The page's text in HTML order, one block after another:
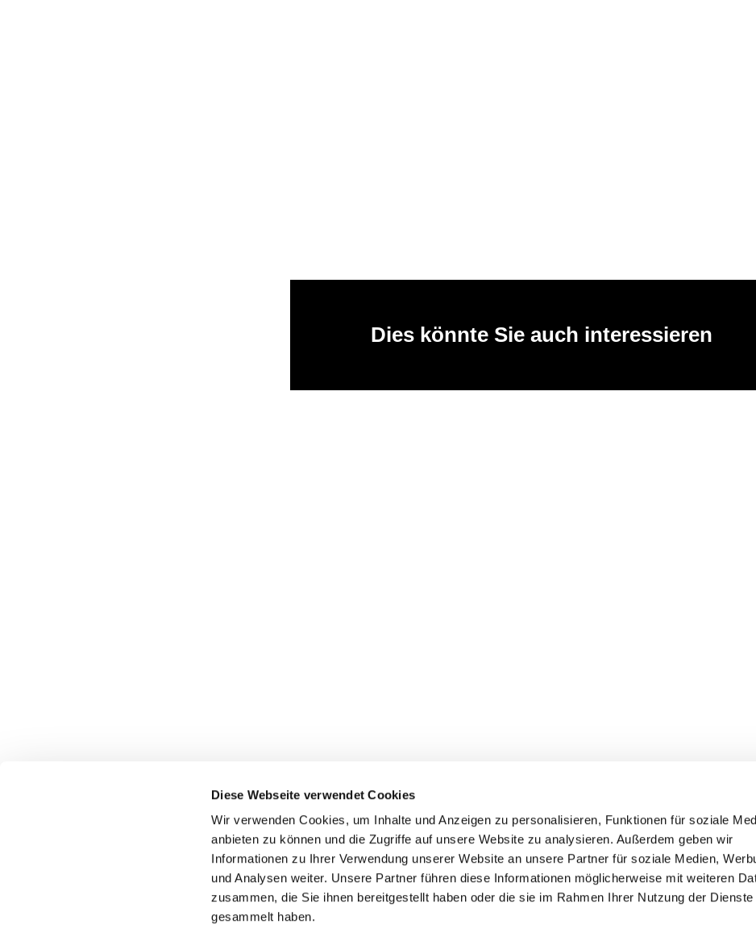
Diese Webseite verwendet Cookies
Wir verwenden Cookies, um Inhalte und Anzeigen zu personalisieren, Funktionen für soziale
anbieten zu können und die Zugriffe auf unsere Website zu analysieren. Außerdem geben wir
Informationen zu Ihrer Verwendung unserer Website an unsere Partner für soziale Medien,
und Analysen weiter. Unsere Partner führen diese Informationen möglicherweise mit weiteren
zusammen, die Sie ihnen bereitgestellt haben oder die sie im Rahmen Ihrer Nutzung der Dienste
gesammelt haben.
Dies könnte Sie auch interessieren
Katholische Kirchengemeinde Pfarrei St. Bernhard Stralsund/Rügen/Demmin • Frankenstr. 39
Hinweisgebersystem